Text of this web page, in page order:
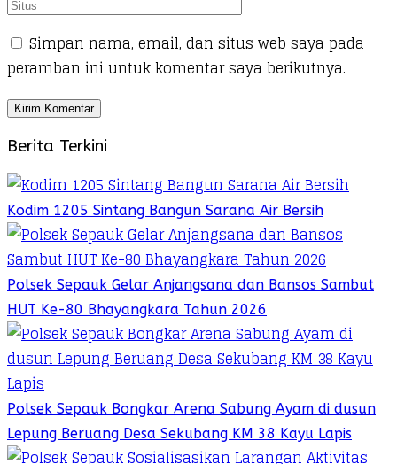
Simpan nama, email, dan situs web saya pada
peramban ini untuk komentar saya berikutnya.
Berita Terkini
Kodim 1205 Sintang Bangun Sarana Air Bersih
Polsek Sepauk Gelar Anjangsana dan Bansos Sambut
HUT Ke-80 Bhayangkara Tahun 2026
Polsek Sepauk Bongkar Arena Sabung Ayam di dusun
Lepung Beruang Desa Sekubang KM 38 Kayu Lapis